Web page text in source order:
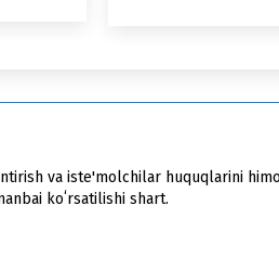
va iste'molchilar huquqlarini
koʻrsatilishi shart.